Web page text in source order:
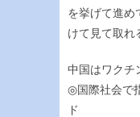
を挙げて進め
けて見て取れ
中国はワクチ
◎国際社会で
ド